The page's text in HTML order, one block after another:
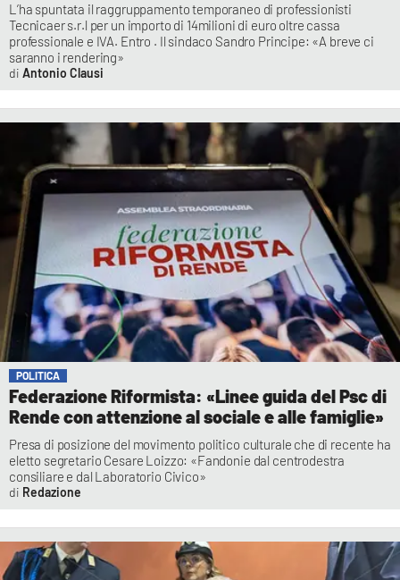
L’ha spuntata il raggruppamento temporaneo di professionisti
Tecnicaer s.r.l per un importo di 14milioni di euro oltre cassa
professionale e IVA. Entro . Il sindaco Sandro Principe: «A breve ci
saranno i rendering»
Antonio Clausi
POLITICA
Federazione Riformista: «Linee guida del Psc di
Rende con attenzione al sociale e alle famiglie»
Presa di posizione del movimento politico culturale che di recente ha
eletto segretario Cesare Loizzo: «Fandonie dal centrodestra
consiliare e dal Laboratorio Civico»
Redazione